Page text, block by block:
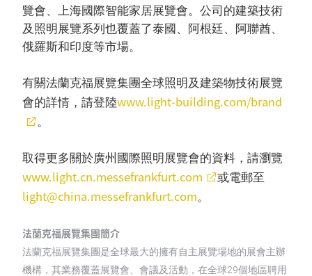
覽會、上海國際智能家居展覽會。公司的建築技術
及照明展覽系列也覆蓋了泰國、阿根廷、阿聯酋、
俄羅斯和印度等市場。
有關法蘭克福展覽集團全球照明及建築物技術展覽
會的詳情，請登陸www.light-building.com/brand
。
取得更多關於廣州國際照明展覽會的資料，請瀏覽
www.light.cn.messefrankfurt.com 或電郵至
light@china.messefrankfurt.com。
法蘭克福展覽集團簡介
法蘭克福展覽集團是全球最大的擁有自主展覽場地的展會主辦
機構，其業務覆蓋展覽會、會議及活動，在全球29個地區聘用